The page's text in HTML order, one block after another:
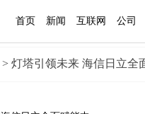
首页 新闻 互联网 公司
> 灯塔引领未来 海信日立全